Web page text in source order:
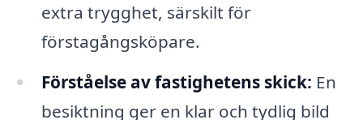
extra trygghet, särskilt för
förstagångsköpare.
Förståelse av fastighetens skick: En
besiktning ger en klar och tydlig bild